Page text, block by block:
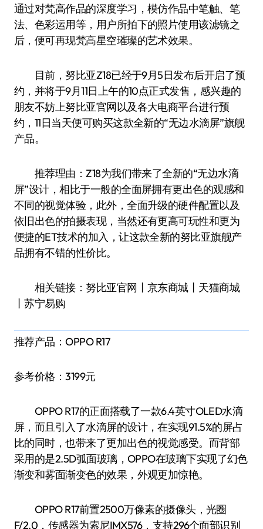
通过对梵高作品的深度学习，模仿作品中笔触、笔
法、色彩运用等，用户所拍下的照片使用该滤镜之
后，便可再现梵高星空璀璨的艺术效果。
目前，努比亚Z18已经于9月5日发布后开启了预
约，并将于9月11日上午的10点正式发售，感兴趣的
朋友不妨上努比亚官网以及各大电商平台进行预
约，11日当天便可购买这款全新的“无边水滴屏”旗舰
产品。
推荐理由：Z18为我们带来了全新的“无边水滴
屏”设计，相比于一般的全面屏拥有更出色的观感和
不同的视觉体验，此外，全面升级的硬件配置以及
依旧出色的拍摄表现，当然还有更高可玩性和更为
便捷的ET技术的加入，让这款全新的努比亚旗舰产
品拥有不错的性价比。
相关链接：努比亚官网丨京东商城丨天猫商城
丨苏宁易购
推荐产品：OPPO R17
参考价格：3199元
OPPO R17的正面搭载了一款6.4英寸OLED水滴
屏，而且引入了水滴屏的设计，在实现91.5%的屏占
比的同时，也带来了更加出色的视觉感受。而背部
采用的是2.5D弧面玻璃，OPPO在玻璃下实现了幻色
渐变和雾面渐变色的效果，外观更加惊艳。
OPPO R17前置2500万像素的摄像头，光圈
F/2.0，传感器为索尼IMX576，支持296个面部识别